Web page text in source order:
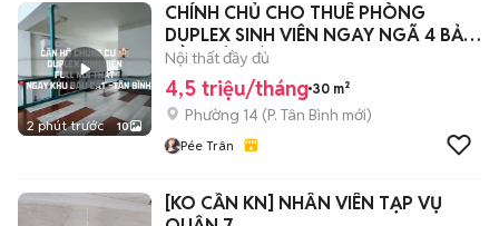
2 phút trước 10
CHÍNH CHỦ CHO THUÊ PHÒNG
DUPLEX SINH VIÊN NGAY NGÃ 4 BẢY
HIỀN TÂN BÌNH
Nội thất đầy đủ
4,5 triệu/tháng 30 m²
Phường 14 (P. Tân Bình mới)
Pée Trân
[KO CẦN KN] NHÂN VIÊN TẠP VỤ